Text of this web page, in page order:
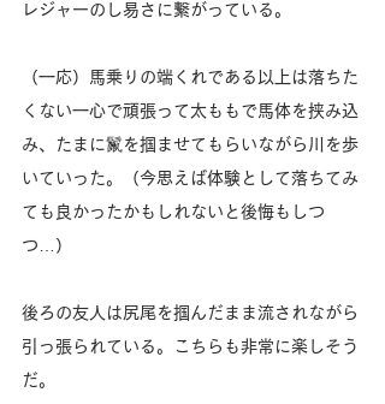
レジャーのし易さに繋がっている。
（一応）馬乗りの端くれである以上は落ちた
くない一心で頑張って太ももで馬体を挟み込
み、たまに鬣を掴ませてもらいながら川を歩
いていった。（今思えば体験として落ちてみ
ても良かったかもしれないと後悔もしつ
つ…）
後ろの友人は尻尾を掴んだまま流されながら
引っ張られている。こちらも非常に楽しそう
だ。